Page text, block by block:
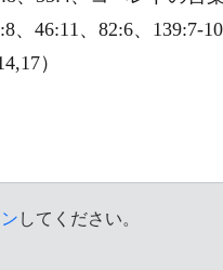
、46:11、82:6、139:7-
）
してください。